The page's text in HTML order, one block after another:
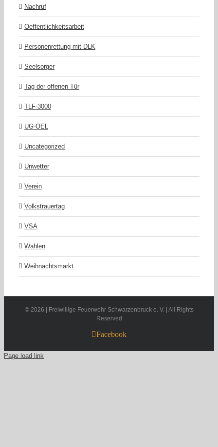
Nachruf
Oeffentlichkeitsarbeit
Personenrettung mit DLK
Seelsorger
Tag der offenen Tür
TLF-3000
UG-ÖEL
Uncategorized
Unwetter
Verein
Volkstrauertag
VSA
Wahlen
Weihnachtsmarkt
© 2026 | Freiwillige Feuerwehr Schwarzenbruck e. V. | All Rights
Reserved
Facebook
Page load link